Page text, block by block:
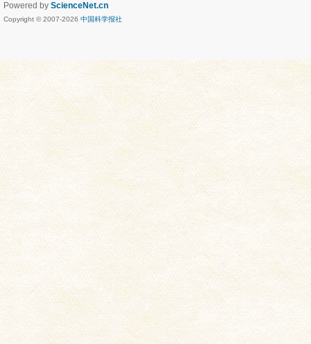
Powered by ScienceNet.cn
Copyright © 2007-2026 中国科学报社